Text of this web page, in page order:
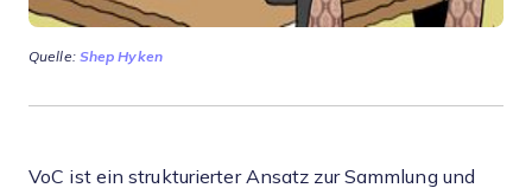
Quelle: Shep Hyken
VoC ist ein strukturierter Ansatz zur Sammlung und